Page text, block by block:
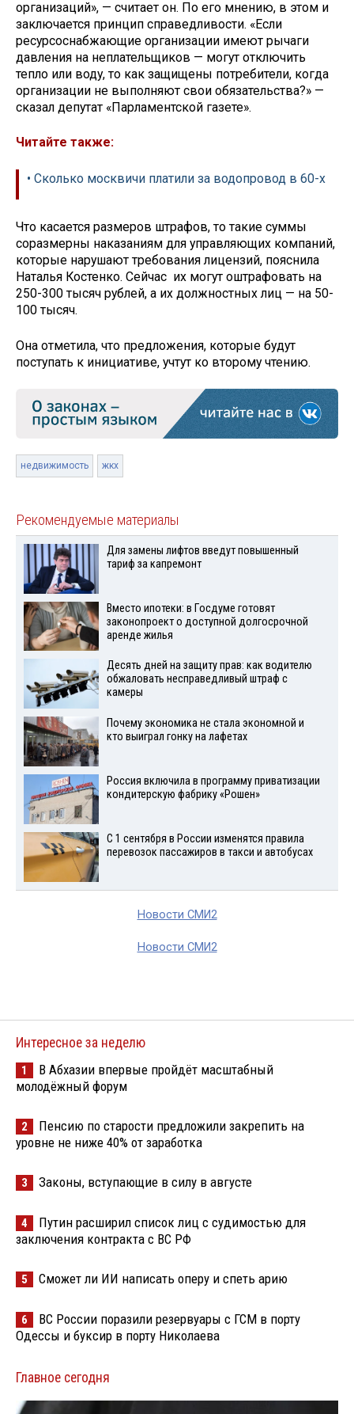
организаций», — считает он. По его мнению, в этом и
заключается принцип справедливости. «Если
ресурсоснабжающие организации имеют рычаги
давления на неплательщиков — могут отключить
тепло или воду, то как защищены потребители, когда
организации не выполняют свои обязательства?» —
сказал депутат «Парламентской газете».
Читайте также:
• Сколько москвичи платили за водопровод в 60-х
Что касается размеров штрафов, то такие суммы
соразмерны наказаниям для управляющих компаний,
которые нарушают требования лицензий, пояснила
Наталья Костенко. Сейчас их могут оштрафовать на
250-300 тысяч рублей, а их должностных лиц — на 50-
100 тысяч.
Она отметила, что предложения, которые будут
поступать к инициативе, учтут ко второму чтению.
недвижимость жкх
Рекомендуемые материалы
Для замены лифтов введут повышенный
тариф за капремонт
Вместо ипотеки: в Госдуме готовят
законопроект о доступной долгосрочной
аренде жилья
Десять дней на защиту прав: как водителю
обжаловать несправедливый штраф с
камеры
Почему экономика не стала экономной и
кто выиграл гонку на лафетах
Россия включила в программу приватизации
кондитерскую фабрику «Рошен»
С 1 сентября в России изменятся правила
перевозок пассажиров в такси и автобусах
Новости СМИ2
Новости СМИ2
Интересное за неделю
1
В Абхазии впервые пройдёт масштабный
молодёжный форум
2
Пенсию по старости предложили закрепить на
уровне не ниже 40% от заработка
3 Законы, вступающие в силу в августе
4
Путин расширил список лиц с судимостью для
заключения контракта с ВС РФ
5 Сможет ли ИИ написать оперу и спеть арию
6
ВС России поразили резервуары с ГСМ в порту
Одессы и буксир в порту Николаева
Главное сегодня